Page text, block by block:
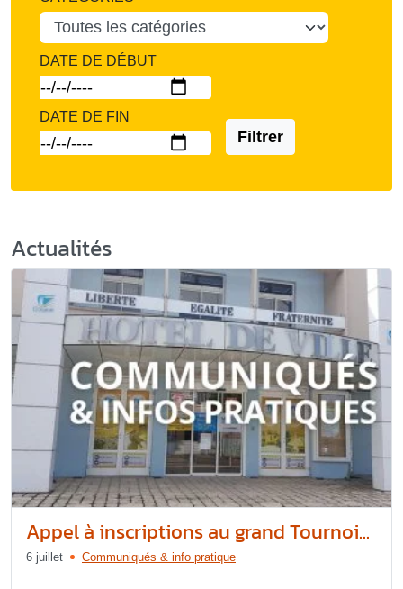
DATE DE DÉBUT
DATE DE FIN
Filtrer
Actualités
Appel à inscriptions au grand Tournoi...
6 juillet Communiqués & info pratique